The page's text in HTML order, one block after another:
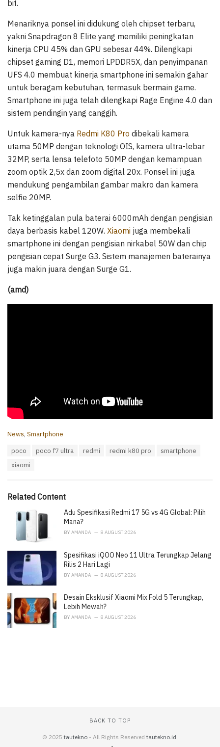
bit.
Menariknya ponsel ini didukung oleh chipset terbaru,
yakni Snapdragon 8 Elite yang memiliki peningkatan
kinerja CPU 45% dan GPU sebesar 44%. Dilengkapi
chipset gaming D1, memori LPDDR5X, dan penyimpanan
UFS 4.0 membuat kinerja smartphone ini semakin gahar
untuk beragam kebutuhan, termasuk bermain game.
Smartphone ini juga telah dilengkapi Rage Engine 4.0 dan
sistem pendingin yang canggih.
Untuk kamera-nya Redmi K80 Pro dibekali kamera
utama 50MP dengan teknologi OIS, kamera ultra-lebar
32MP, serta lensa telefoto 50MP dengan kemampuan
zoom optik 2,5x dan zoom digital 20x. Ponsel ini juga
mendukung pengambilan gambar makro dan kamera
selfie 20MP.
Tak ketinggalan pula baterai 6000mAh dengan pengisian
daya berbasis kabel 120W. Xiaomi juga membekali
smartphone ini dengan pengisian nirkabel 50W dan chip
pengisian cepat Surge G3. Sistem manajemen baterainya
juga makin juara dengan Surge G1.
(amd)
C
i
News, Smartphone
poco poco f7 ultra redmi redmi k80 pro
smartphone
xiaomi
Related Content
Adu Spesifikasi Redmi 17 5G vs 4G Global: Pilih
Mana?
BY AMANDA 8 AUGUST 2026
Spesifikasi iQOO Neo 11 Ultra Terungkap Jelang
Rilis 2 Hari Lagi
BY AMANDA 8 AUGUST 2026
Desain Eksklusif Xiaomi Mix Fold 5 Terungkap,
Lebih Mewah?
BY AMANDA 8 AUGUST 2026
BACK TO TOP
© 2025 tautekno - All Rights Reserved tautekno.id.